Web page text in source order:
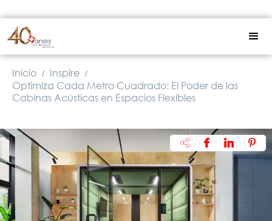
Inicio / Inspire /
Optimiza Cada Metro Cuadrado: El Poder de las
Cabinas Acústicas en Espacios Flexibles